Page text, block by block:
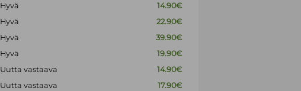
Hyvä
14.90€
Hyvä
22.90€
Hyvä
39.90€
Hyvä
19.90€
Uutta vastaava
14.90€
Uutta vastaava
17.90€